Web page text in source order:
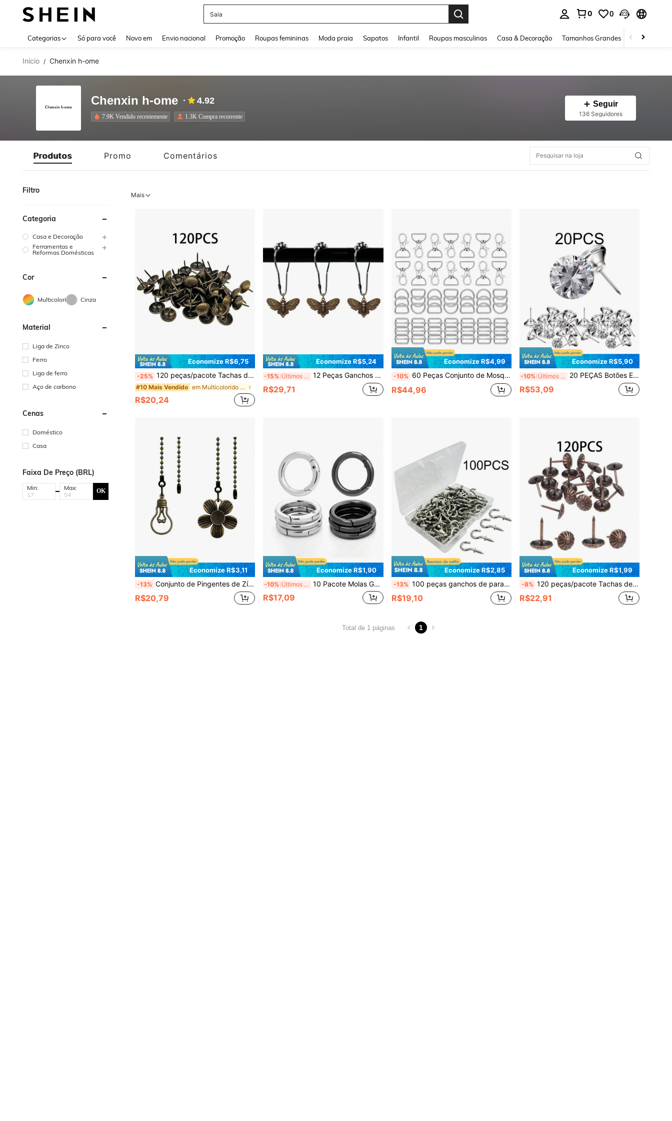
Saia
0 0
Categorias Só para você Novo em Envio nacional Promoção Roupas femininas Moda praia Sapatos Infantil Roupas masculinas Casa & Decoração Tamanhos Grandes Joias e
Início / Chenxin h-ome
Chenxin h-ome 4.92
7.9K Vendido recentemente 1.3K Compra recorrente
Seguir
136 Seguidores
Produtos Promo Comentários
Filtro
Categoria
Casa e Decoração
Ferramentas e
Reformas Domésticas
Cor
Multicolorido Cinza
Material
Liga de Zinco
Ferro
Liga de ferro
Aço de carbono
Cenas
Doméstico
Casa
Faixa De Preço (BRL)
Min: Max: OK
Mais
Economize R$6,75
-25% 120 peças/pacote Tachas de Estofamento Antigas 11x17mm, Tachas de Decoração Vintage para Poltronas, Móveis, Sofás, Camas, Portas
#10 Mais Vendido em Multicolorido Fixadores e ganchos
R$20,24
Economize R$5,24
-15% Últimos 3 dias 12 Peças Ganchos de Cortina de Chuveiro com Caveira de Mariposa da Morte, Anéis de Chuveiro de Metal com Rosto de Caveira de Mariposa, Decoração Gótica de Inseto Tema Natureza Jardim para Banheiro Doméstico
R$29,71
Economize R$4,99
-10% 60 Peças Conjunto de Mosquetões Giratórios e Argolas em D de 1 Polegada, Acessórios de Hardware para Chaveiro DIY, Fivelas Deslizantes para Bolsas, Grampos para Guias de Animais de Estimação, Alças de Cordão e Projetos de Costura, Design de Movimento Suave de 360 Graus
R$44,96
Economize R$5,90
-10% Últimos 3 dias 20 PEÇAS Botões Estofados de , Tachas Estofadas de , Pregos Estofados de Cabeça de Transparente, Imitando Botões de Diamante para Costura, DIY, Sofá e Decoração de Parede
R$53,09
Economize R$3,11
-13% Conjunto de Pingentes de Zíper de Ventilador de Teto Estilo Vintage: 2 Peças de Extensores de Zíper Decorativos de Ventilador com Corrente de Bola de 12 Polegadas e Conectores - Perfeito para Decoração Doméstica e Comemorações
R$20,79
Economize R$1,90
-10% Últimos 3 dias 10 Pacote Molas Gatilho O Rings, Mosquetão Metálico Redondo, Fivelas de Chaveiro com Mola para Substituição de Alça de Bolsa, Presilhas de Cordão Para-quedista, Anéis de Chaveiro Acessórios DIY Artesanais
R$17,09
Economize R$2,85
-13% 100 peças ganchos de parafuso pequenos de 0,5 polegada, ganchos de olho de parafuso mini de 1/2 polegada, ganchos de joias parafusos metálicos micro para marcenaria, parede, joias, artesanato, chaveiros, plantas, sinos de vento
R$19,10
Economize R$1,99
-8% 120 peças/pacote Tachas de Tapeçaria de Móveis Estilo Vintage em Bronze Envelhecido, 11x17mm, Tachas Decorativas de Estilo Vintage para Poltronas, Sofás, Camas, Portas
R$22,91
Total de 1 páginas 1